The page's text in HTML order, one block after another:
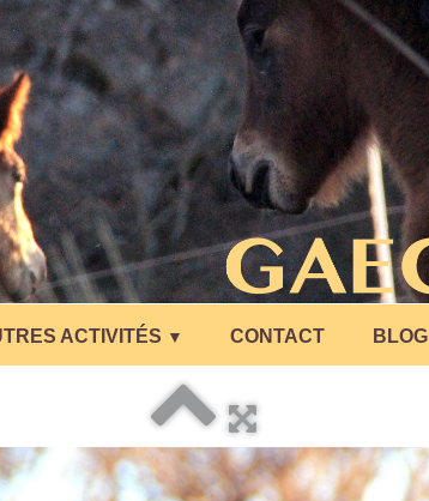
ACTIVITÉS ▼ CONTACT BLOG